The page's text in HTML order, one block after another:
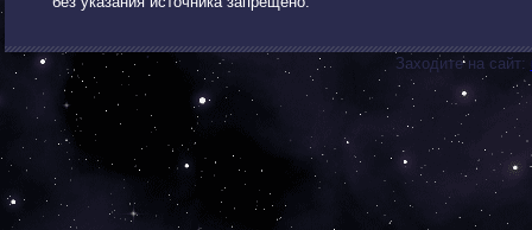
Заходите на сайт: